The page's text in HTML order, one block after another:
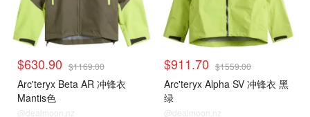
$630.90 $1169.00
Arc'teryx Beta AR 冲锋衣
Mantis色
@dealmoon.nz
$911.70 $1559.00
Arc'teryx Alpha SV 冲锋衣 黑
绿
@dealmoon.nz